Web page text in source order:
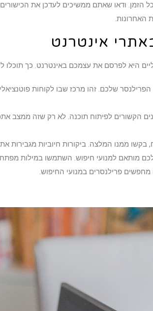
הזמן. ודאו שאתם ממשיכים לעדכן את
האחרונות.
אינטרנט
היא לפרסם את עצמכם באינטרנט. כך תוכלו
שלכם. זהו מרכז שבו לקוחות
הקשורים לפיתוח תוכנה. לא רק שזה ממצב
ממנו המלצה. ביקורות חיוביות מגבירות
מותאם למנועי חיפוש. השתמשו במילות מפתח
פרילנסרים במנועי החיפוש.